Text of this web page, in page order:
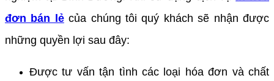
đơn bán lẻcủa chúng tôi quý khách sẽ nhận được
những quyền lợi sau đây:
Được tư vấn tận tình các loại hóa đơn và chất